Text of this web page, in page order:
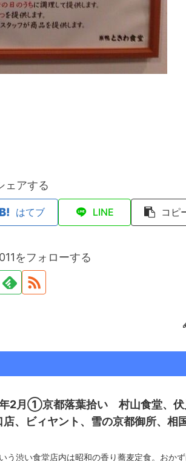
ェアする
はてブ LINE コピ
をフォローする
2月①京都落葉拾い 村山食堂、伏
、ビィヤント、雪の京都御所、相
う渋い食堂店内は昭和の香り蕎麦定食。おか